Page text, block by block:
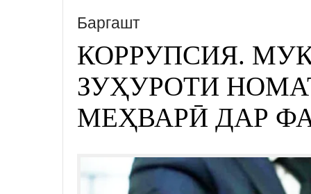
Баргашт
КОРРУПСИЯ.
ЗУҲУРОТИ
МЕҲВАРӢ ДАР